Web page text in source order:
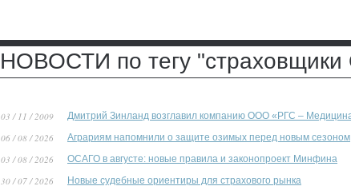
НОВОСТИ по тегу
03 / 11 / 2009 Дмитрий Зинланд возглавил компанию ООО «РГС –
06 / 08 / 2026 Аграриям напомнили о защите озимых перед новым сезоном
03 / 08 / 2026 ОСАГО в августе: новые правила и законопроект Минфина
30 / 07 / 2026 Новые судебные ориентиры для страхового рынка